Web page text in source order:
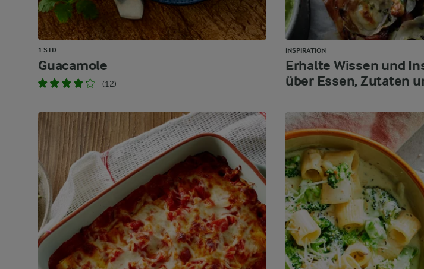
1 STD.
Guacamole
(12)
INSPIRATION
Erhalte Wissen und
über Essen, Zutaten